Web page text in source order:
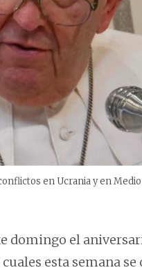
en Ucrania y en
domingo el
esta semana